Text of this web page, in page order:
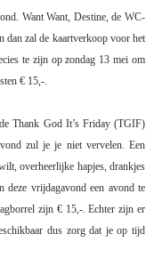
Want Want, Destine, de WC-
dan zal de kaartverkoop voor het
te zijn op zondag 13 mei om
€ 15,-.
Thank God It’s Friday (TGIF)
zul je je niet vervelen. Een
overheerlijke hapjes, drankjes
deze vrijdagavond een avond te
zijn € 15,-. Echter zijn er
dus zorg dat je op tijd